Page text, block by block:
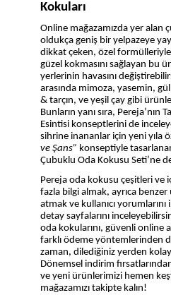
Kokuları
Online mağazamızda yer alan
oldukça geniş bir yelpazeye
dikkat çeken, özel
güzel kokmasını sağlayan bu
yerlerinin havasını
arasında mimoza, yasemin,
& tarçın, ve yeşil çay gibi
Bunların yanı sıra, Pereja’nın
Esintisi konseptlerini de
sihrine inananlar için yeni yıla
ve Şans” konseptiyle
Çubuklu Oda Kokusu Seti’ne
Pereja oda kokusu çeşitleri ve
fazla bilgi almak, ayrıca
atmak ve kullanıcı
detay sayfalarını
oda kokularını, güvenli online
farklı ödeme yöntemlerinden
zaman, dilediğiniz yerden
Dönemsel indirim
ve yeni ürünlerimizi hemen
mağazamızı takipte kalın!